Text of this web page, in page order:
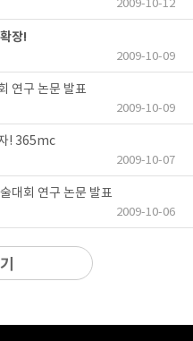
2009-10-12
장!
2009-10-09
연구 논문 발표
2009-10-09
! 365mc
2009-10-07
대회 연구 논문 발표
2009-10-06